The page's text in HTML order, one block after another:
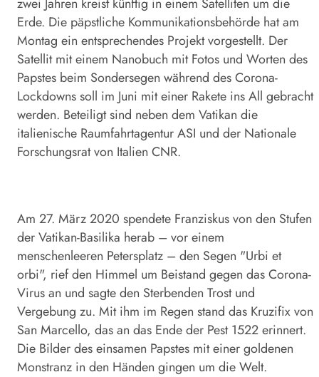
Erde. Die päpstliche Kommunikationsbehörde hat am
Montag ein entsprechendes Projekt vorgestellt. Der
Satellit mit einem Nanobuch mit Fotos und Worten des
Papstes beim Sondersegen während des Corona-
Lockdowns soll im Juni mit einer Rakete ins All gebracht
werden. Beteiligt sind neben dem Vatikan die
italienische Raumfahrtagentur ASI und der Nationale
Forschungsrat von Italien CNR.
Am 27. März 2020 spendete Franziskus von den Stufen
der Vatikan-Basilika herab – vor einem
menschenleeren Petersplatz – den Segen "Urbi et
orbi", rief den Himmel um Beistand gegen das Corona-
Virus an und sagte den Sterbenden Trost und
Vergebung zu. Mit ihm im Regen stand das Kruzifix von
San Marcello, das an das Ende der Pest 1522 erinnert.
Die Bilder des einsamen Papstes mit einer goldenen
Monstranz in den Händen gingen um die Welt.